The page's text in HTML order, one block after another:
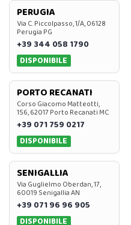
PERUGIA
Via C. Piccolpasso, 1/A, 06128
Perugia PG
+39 344 058 1790
DISPONIBILE
PORTO RECANATI
Corso Giacomo Matteotti,
156, 62017 Porto Recanati MC
+39 071 759 0217
DISPONIBILE
SENIGALLIA
Via Guglielmo Oberdan, 17,
60019 Senigallia AN
+39 071 96 96 905
DISPONIBILE